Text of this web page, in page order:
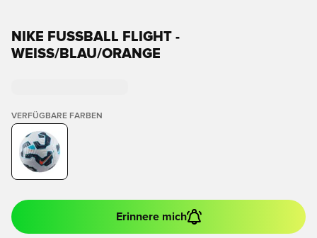
NIKE FUSSBALL FLIGHT - W
EISS/BLAU/ORANGE
VERFÜGBARE FARBEN
Erinnere mich